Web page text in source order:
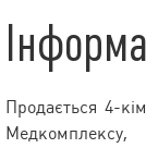
Продається 4-